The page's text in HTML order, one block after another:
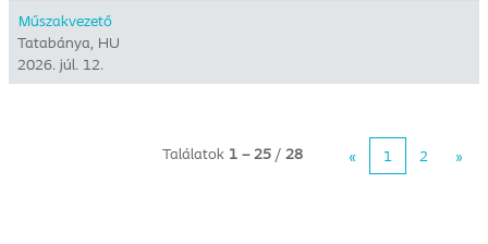
Műszakvezető
Tatabánya, HU
2026. júl. 12.
Találatok 1 – 25 / 28 « 1 2 »